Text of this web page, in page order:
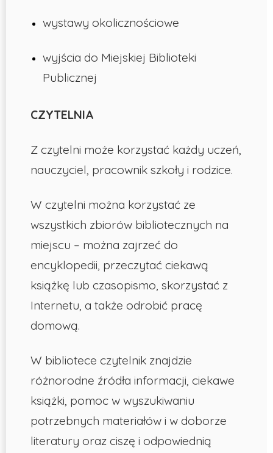
wystawy okolicznościowe
wyjścia do Miejskiej Biblioteki
Publicznej
CZYTELNIA
Z czytelni może korzystać każdy uczeń,
nauczyciel, pracownik szkoły i rodzice.
W czytelni można korzystać ze
wszystkich zbiorów bibliotecznych na
miejscu – można zajrzeć do
encyklopedii, przeczytać ciekawą
książkę lub czasopismo, skorzystać z
Internetu, a także odrobić pracę
domową.
W bibliotece czytelnik znajdzie
różnorodne źródła informacji, ciekawe
książki, pomoc w wyszukiwaniu
potrzebnych materiałów i w doborze
literatury oraz ciszę i odpowiednią